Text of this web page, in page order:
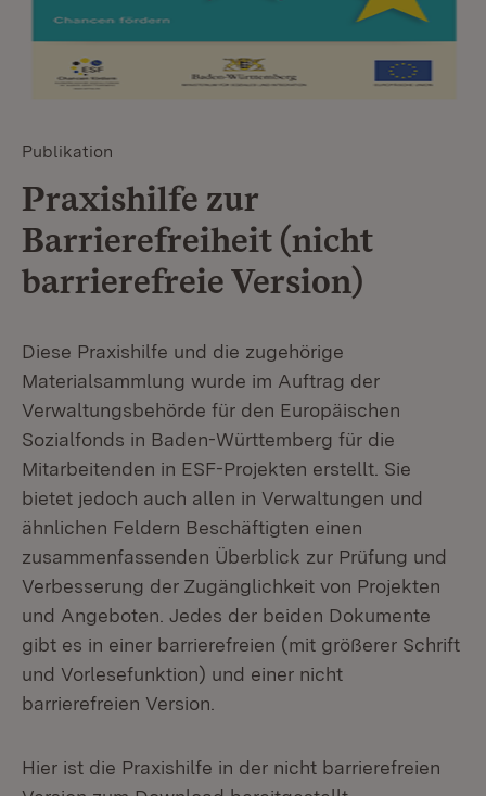
Publikation
Praxishilfe zur
Barrierefreiheit (nicht
barrierefreie Version)
Diese Praxishilfe und die zugehörige
Materialsammlung wurde im Auftrag der
Verwaltungsbehörde für den Europäischen
Sozialfonds in Baden-Württemberg für die
Mitarbeitenden in ESF-Projekten erstellt. Sie
bietet jedoch auch allen in Verwaltungen und
ähnlichen Feldern Beschäftigten einen
zusammenfassenden Überblick zur Prüfung und
Verbesserung der Zugänglichkeit von Projekten
und Angeboten. Jedes der beiden Dokumente
gibt es in einer barrierefreien (mit größerer Schrift
und Vorlesefunktion) und einer nicht
barrierefreien Version.
Hier ist die Praxishilfe in der nicht barrierefreien